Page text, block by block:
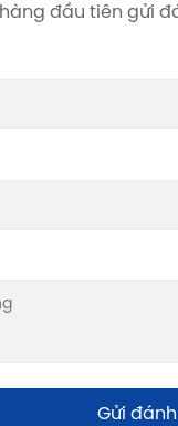
đầu tiên gửi
Gửi